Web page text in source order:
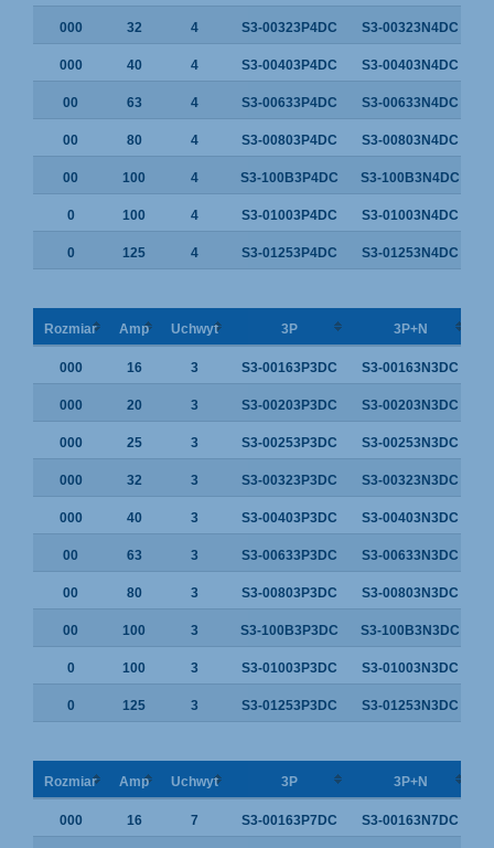
000 32 4 S3-00323P4DC S3-00323N4DC
000 40 4 S3-00403P4DC S3-00403N4DC
00 63 4 S3-00633P4DC S3-00633N4DC
00 80 4 S3-00803P4DC S3-00803N4DC
00 100 4 S3-100B3P4DC S3-100B3N4DC
0 100 4 S3-01003P4DC S3-01003N4DC
0 125 4 S3-01253P4DC S3-01253N4DC
Rozmiar Amp Uchwyt 3P 3P+N
000 16 3 S3-00163P3DC S3-00163N3DC
000 20 3 S3-00203P3DC S3-00203N3DC
000 25 3 S3-00253P3DC S3-00253N3DC
000 32 3 S3-00323P3DC S3-00323N3DC
000 40 3 S3-00403P3DC S3-00403N3DC
00 63 3 S3-00633P3DC S3-00633N3DC
00 80 3 S3-00803P3DC S3-00803N3DC
00 100 3 S3-100B3P3DC S3-100B3N3DC
0 100 3 S3-01003P3DC S3-01003N3DC
0 125 3 S3-01253P3DC S3-01253N3DC
Rozmiar Amp Uchwyt 3P 3P+N
000 16 7 S3-00163P7DC S3-00163N7DC